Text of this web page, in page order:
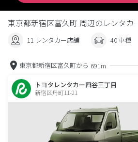
東京都新宿区富久町 周辺のレンタカ
11 レンタカー店舗 40 車種
東京都新宿区富久町から 691m
トヨタレンタカー四谷三丁目
新宿区舟町11-21